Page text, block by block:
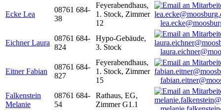
Ecke Lea
08761 684-
38
Feyerabendhaus,
1. Stock, Zimmer
12
Eichner Laura
08761 684-
824
Hypo-Gebäude,
3. Stock
Eitner Fabian
08761 684-
827
Feyerabendhaus,
1. Stock, Zimmer
15
Falkenstein
Melanie
08761 684-
54
Rathaus, EG,
Zimmer G1.1